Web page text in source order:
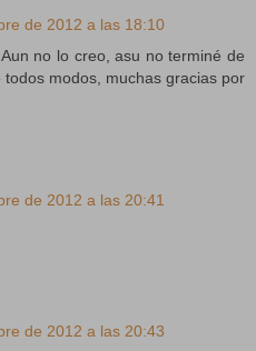
de 2012 a las 18:10
no lo creo, asu no terminé de
modos, muchas gracias por
de 2012 a las 20:41
de 2012 a las 20:43